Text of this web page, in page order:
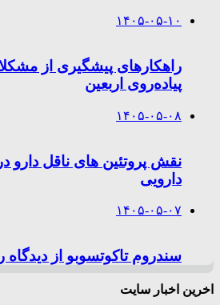
۱۴۰۵-۰۵-۱۰
راهکارهای پیشگیری از
پیاده‌روی اربعین
۱۴۰۵-۰۵-۰۸
نقش پروتئین های ناقل دارو
دارویی
۱۴۰۵-۰۵-۰۷
سندروم تاکوتسوبو از
اخرین اخبار سایت